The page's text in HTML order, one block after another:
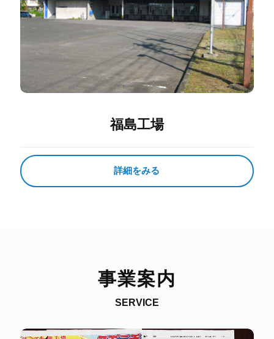
福島工場
詳細をみる
事業案内
SERVICE